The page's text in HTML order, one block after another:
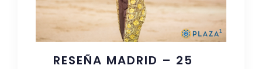
RESEÑA MADRID – 25